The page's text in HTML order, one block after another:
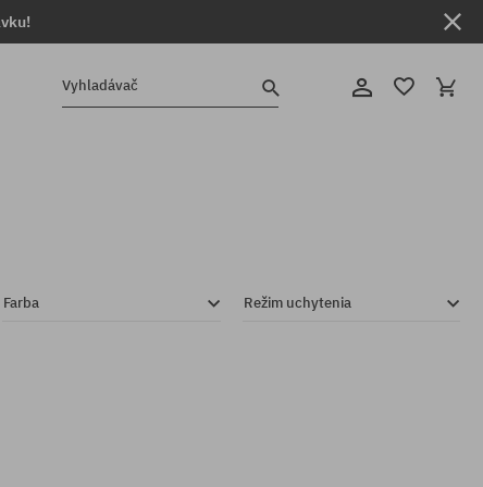
Vyhladávač
Farba Režim uchytenia